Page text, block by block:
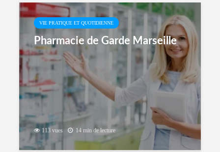
VIE PRATIQUE ET QUOTIDIENNE
Pharmacie de Garde Marseille
113 vues 14 min de lecture